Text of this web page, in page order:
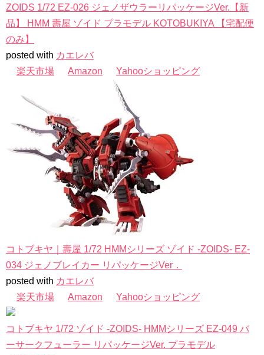
ZOIDS 1/72 EZ-026 ジェノザウラーリパッケージVer.【新
品】 HMM 壽屋 ゾイド プラモデル KOTOBUKIYA 【宅配便
のみ】
posted with カエレバ
楽天市場
Amazon Yahooショッピング
コトブキヤ｜壽屋 1/72 HMMシリーズ ゾイド -ZOIDS- EZ-
034 ジェノブレイカー リパッケージVer．
posted with カエレバ
楽天市場
Amazon Yahooショッピング
コトブキヤ 1/72 ゾイド -ZOIDS- HMMシリーズ EZ-049 バ
ーサークフューラー リパッケージVer. プラモデル